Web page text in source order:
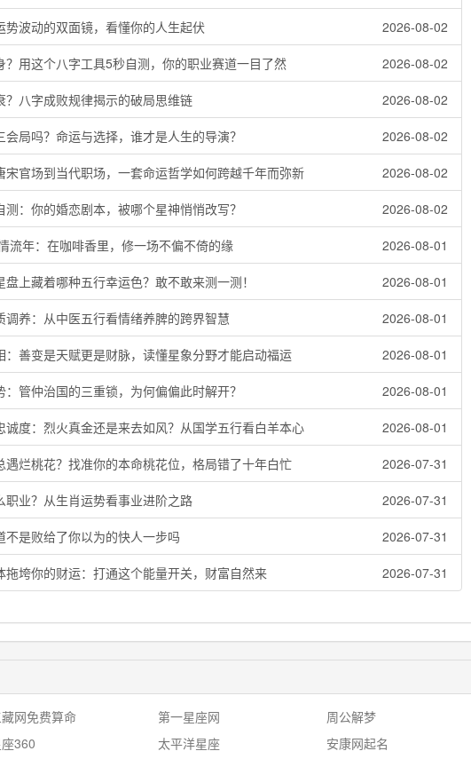
势波动的双面镜，看懂你的人生起伏 2026-08-02
？用这个八字工具5秒自测，你的职业赛道一目了然 2026-08-02
？八字成败规律揭示的破局思维链 2026-08-02
会局吗？命运与选择，谁才是人生的导演？ 2026-08-02
宋官场到当代职场，一套命运哲学如何跨越千年而弥新 2026-08-02
测：你的婚恋剧本，被哪个星神悄悄改写？ 2026-08-02
流年：在咖啡香里，修一场不偏不倚的缘 2026-08-01
盘上藏着哪种五行幸运色？敢不敢来测一测！ 2026-08-01
调养：从中医五行看情绪养脾的跨界智慧 2026-08-01
：善变是天赋更是财脉，读懂星象分野才能启动福运 2026-08-01
：管仲治国的三重锁，为何偏偏此时解开？ 2026-08-01
诚度：烈火真金还是来去如风？从国学五行看白羊本心 2026-08-01
遇烂桃花？找准你的本命桃花位，格局错了十年白忙 2026-07-31
职业？从生肖运势看事业进阶之路 2026-07-31
不是败给了你以为的快人一步吗 2026-07-31
拖垮你的财运：打通这个能量开关，财富自然来 2026-07-31
网免费算命 第一星座网 周公解梦
360 太平洋星座 安康网起名